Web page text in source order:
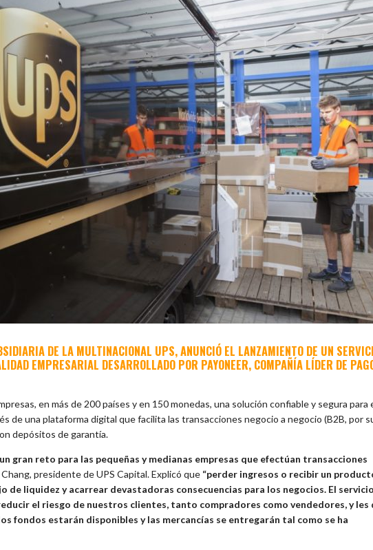
DE LA MULTINACIONAL UPS, ANUNCIÓ EL LANZAMIENTO DE UN
EMPRESARIAL DESARROLLADO POR PAYONEER, COMPAÑÍA LÍDER DE
en más de 200 países y en 150 monedas, una solución confiable y segura para
de una plataforma digital que facilita las transacciones negocio a negocio (B2B, por
depósitos de garantía.
gran reto para las pequeñas y medianas empresas que efectúan transacciones
presidente de UPS Capital. Explicó que “perder ingresos o recibir un
de liquidez y acarrear devastadoras consecuencias para los negocios. El servicio
el riesgo de nuestros clientes, tanto compradores como vendedores, y les
fondos estarán disponibles y las mercancías se entregarán tal como se ha